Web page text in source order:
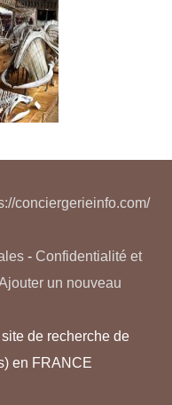
conciergerieinfo.com/
- Confidentialité et
un nouveau
de recherche de
en FRANCE